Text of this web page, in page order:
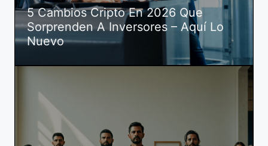
5 Cambios Cripto En 2026 Que
Sorprenden A Inversores – Aquí Lo
Nuevo